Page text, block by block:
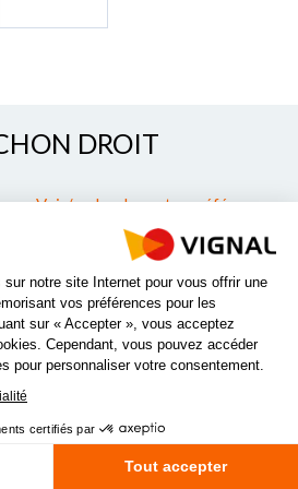
DROIT
Voir/cacher les autres références
DE PRODUITS
notre site Internet pour vous offrir une
vos préférences pour les
sur « Accepter », vous acceptez
Cependant, vous pouvez accéder
pour personnaliser votre consentement.
certifiés par
Tout accepter